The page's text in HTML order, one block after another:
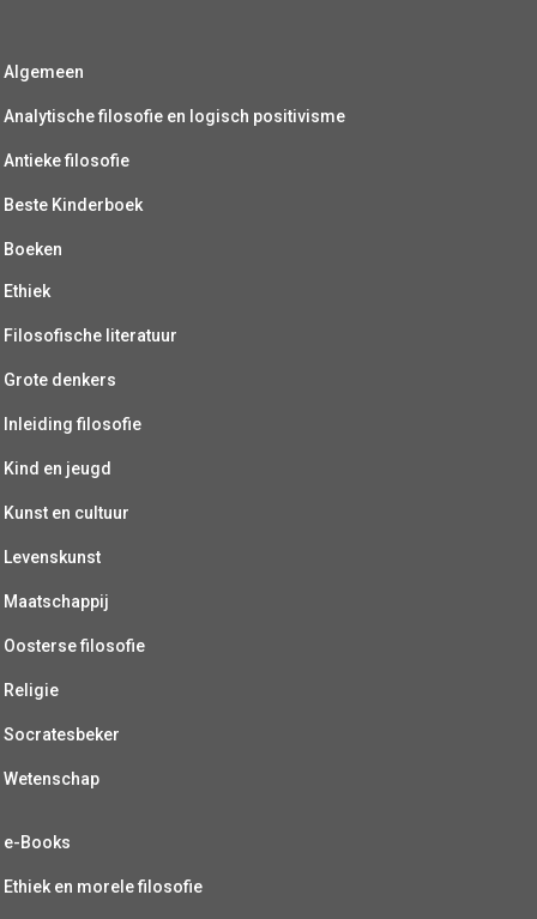
Algemeen
Analytische filosofie en logisch positivisme
Antieke filosofie
Beste Kinderboek
Boeken
Ethiek
Filosofische literatuur
Grote denkers
Inleiding filosofie
Kind en jeugd
Kunst en cultuur
Levenskunst
Maatschappij
Oosterse filosofie
Religie
Socratesbeker
Wetenschap
e-Books
Ethiek en morele filosofie